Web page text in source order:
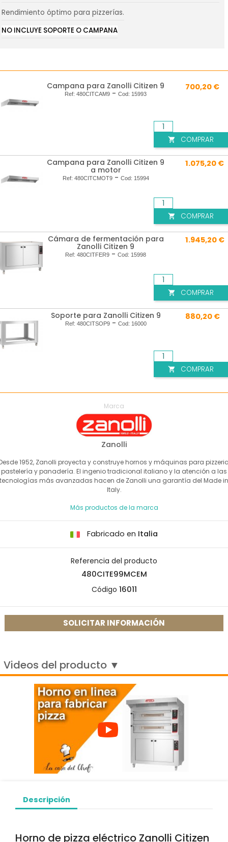
Rendimiento óptimo para pizzerías.
NO INCLUYE SOPORTE O CAMPANA
Marca
Zanolli
1952, Zanolli proyecta y construye hornos y máquinas para
pastelería y panadería. El ingenio tradicional italiano y la atención a las
tecnologías más avanzadas hacen de Zanolli una garantía del Made in
Italy.
Más productos de la marca
Fabricado en Italia
Referencia del producto
480CITE99MCEM
Código 16011
SOLICITAR INFORMACIÓN
Campana para Zanolli Citizen 9
Ref: 480CITCAM9 - Cod: 15993
700,20 €
 COMPRAR
Campana para Zanolli Citizen 9
a motor
Ref: 480CITCMOT9- Cod: 15994
1.075,20 €
 COMPRAR
Cámara de fermentación para
Zanolli Citizen 9
Ref: 480CITFER9 - Cod: 15998
1.945,20 €
 COMPRAR
Soporte para Zanolli Citizen 9
Ref: 480CITSOP9- Cod: 16000
880,20 €
 COMPRAR
Videos del producto ▼
Descripción
Horno de pizza eléctrico Zanolli Citizen